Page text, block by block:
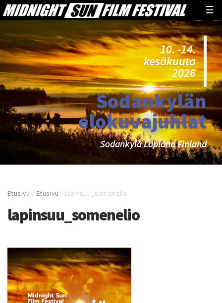
☰
10. -14.
kesäkuuta
2026
Sodankylän
elokuvajuhlat
Sodankylä Lapland Finland
Etusivu /Etusivu / lapinsuu_somenelio
lapinsuu_somenelio